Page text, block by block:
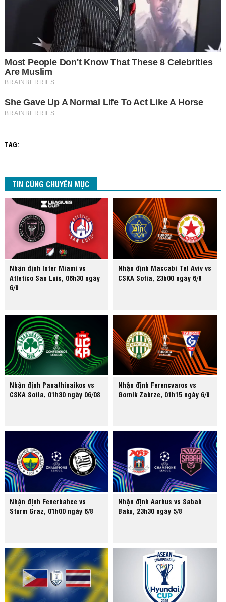
TAG:
TIN CÙNG CHUYÊN MỤC
Nhận định Inter Miami vs
Atletico San Luis, 06h30 ngày
6/8
Nhận định Maccabi Tel Aviv vs
CSKA Sofia, 23h00 ngày 6/8
Nhận định Panathinaikos vs
CSKA Sofia, 01h30 ngày 06/08
Nhận định Ferencvaros vs
Gornik Zabrze, 01h15 ngày 6/8
Nhận định Fenerbahce vs
Sturm Graz, 01h00 ngày 6/8
Nhận định Aarhus vs Sabah
Baku, 23h30 ngày 5/8